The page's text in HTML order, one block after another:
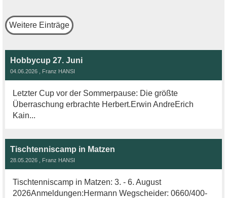
Weitere Einträge
Hobbycup 27. Juni
04.06.2026 , Franz HANSI
Letzter Cup vor der Sommerpause: Die größte
Überraschung erbrachte Herbert.Erwin AndreErich
Kain...
Tischtenniscamp in Matzen
28.05.2026 , Franz HANSI
Tischtenniscamp in Matzen: 3. - 6. August
2026Anmeldungen:Hermann Wegscheider: 0660/400-